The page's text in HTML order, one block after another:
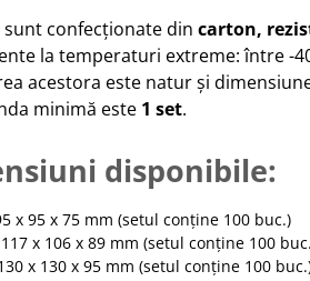
sunt confecționate din carton,
la temperaturi extreme: între -
acestora este natur și
minimă este 1 set.
disponibile:
x 95 x 75 mm (setul conține 100 buc.)
117 x 106 x 89 mm (setul conține 100
x 130 x 95 mm (setul conține 100